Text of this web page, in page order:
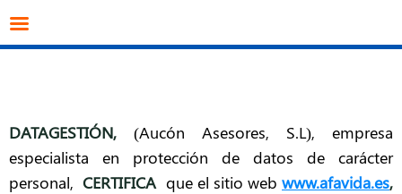
DATAGESTIÓN, (Aucón Asesores, S.L), empresa
especialista en protección de datos de carácter
personal,CERTIFICA que el sitio web www.afavida.es,